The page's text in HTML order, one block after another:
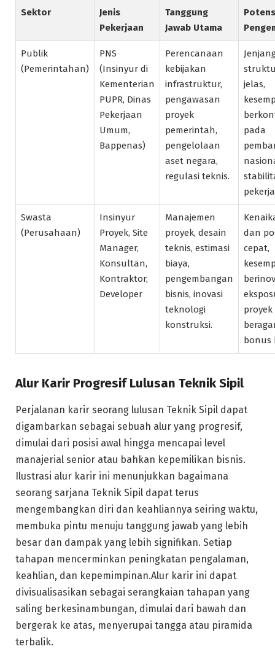
Sektor
Jenis
Pekerjaan
Tanggung
Jawab Utama
Publik
(Pemerintahan)
PNS
(Insinyur di
Kementerian
PUPR, Dinas
Pekerjaan
Umum,
Bappenas)
Perencanaan
kebijakan
infrastruktur,
pengawasan
proyek
pemerintah,
pengelolaan
aset negara,
regulasi teknis.
jelas,
pada
Swasta
(Perusahaan)
Insinyur
Proyek, Site
Manager,
Konsultan,
Kontraktor,
Developer
Manajemen
proyek, desain
teknis, estimasi
biaya,
pengembangan
bisnis, inovasi
teknologi
konstruksi.
dan
cepat,
proyek
bonus
Alur Karir Progresif Lulusan Teknik Sipil
Perjalanan karir seorang lulusan Teknik Sipil dapat
digambarkan sebagai sebuah alur yang progresif,
dimulai dari posisi awal hingga mencapai level
manajerial senior atau bahkan kepemilikan bisnis.
Ilustrasi alur karir ini menunjukkan bagaimana
seorang sarjana Teknik Sipil dapat terus
mengembangkan diri dan keahliannya seiring waktu,
membuka pintu menuju tanggung jawab yang lebih
besar dan dampak yang lebih signifikan. Setiap
tahapan mencerminkan peningkatan pengalaman,
keahlian, dan kepemimpinan.Alur karir ini dapat
divisualisasikan sebagai serangkaian tahapan yang
saling berkesinambungan, dimulai dari bawah dan
bergerak ke atas, menyerupai tangga atau piramida
terbalik.